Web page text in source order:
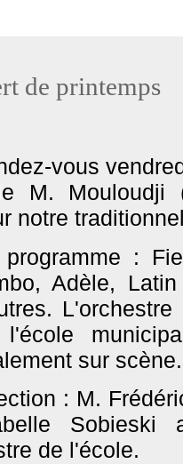
de printemps
vous
M. Mouloudji
notre
:
Adèle,
sur scène.
: M.
de l'école.